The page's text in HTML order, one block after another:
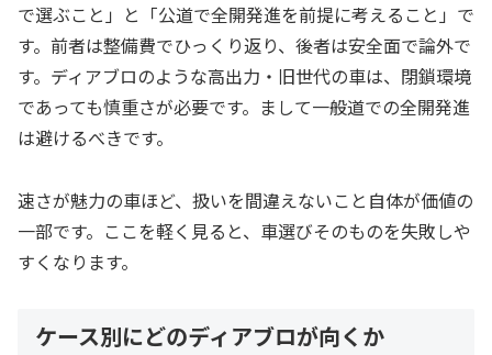
で選ぶこと」と「公道で全開発進を前提に考えること」で
す。前者は整備費でひっくり返り、後者は安全面で論外で
す。ディアブロのような高出力・旧世代の車は、閉鎖環境
であっても慎重さが必要です。まして一般道での全開発進
は避けるべきです。
速さが魅力の車ほど、扱いを間違えないこと自体が価値の
一部です。ここを軽く見ると、車選びそのものを失敗しや
すくなります。
ケース別にどのディアブロが向くか